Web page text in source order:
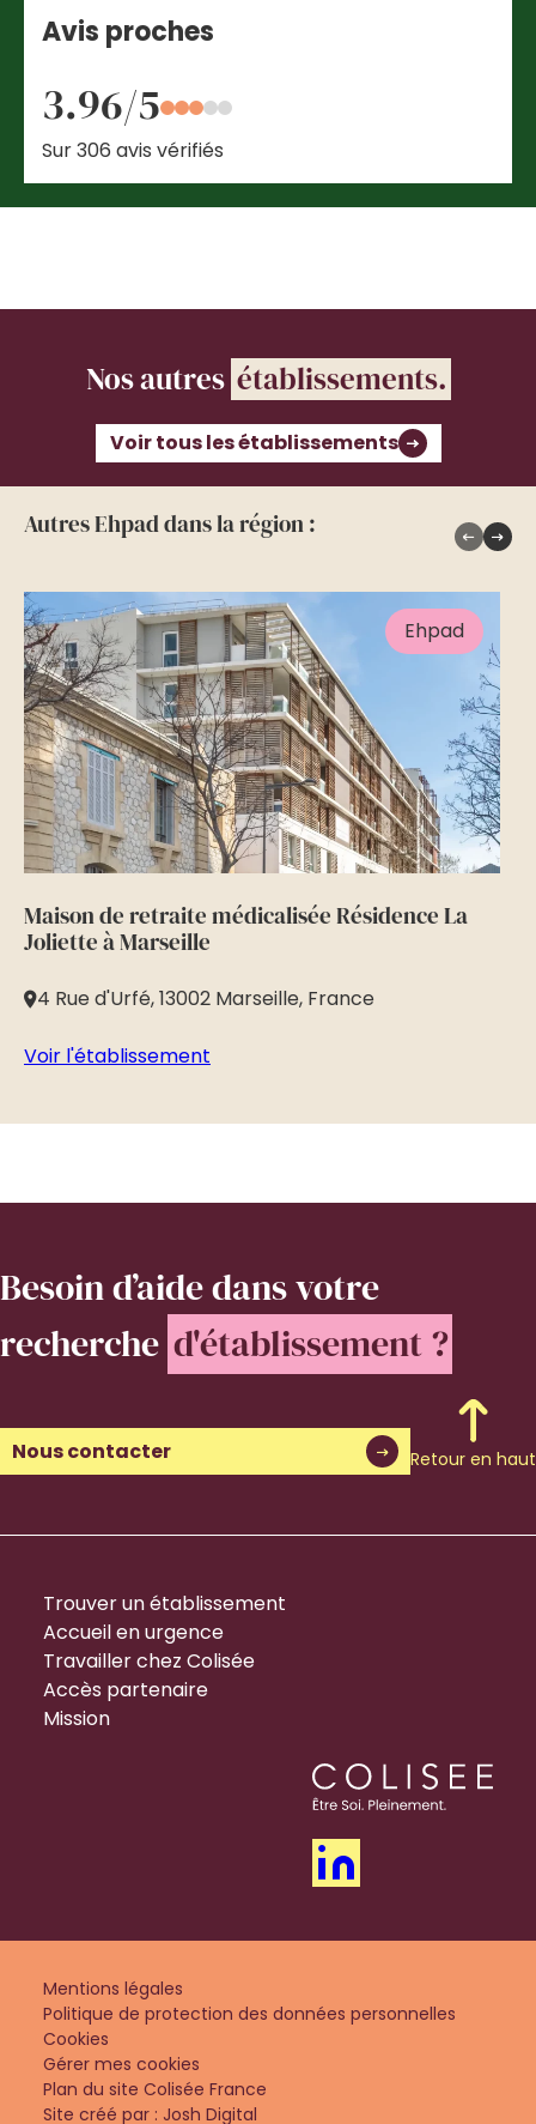
Avis proches
3.96/5
Sur 306 avis vérifiés
Nos autres établissements.
Voir tous les établissements
Autres Ehpad dans la région :
Ehpad
Maison de retraite médicalisée Résidence La
Joliette à Marseille
4 Rue d'Urfé, 13002 Marseille, France
Voir l'établissement
Besoin d’aidedans votre
recherche d'établissement ?
Nous contacter Retour en haut
Trouver un établissement
Accueil en urgence
Travailler chez Colisée
Accès partenaire
Mission
Mentions légales
Politique de protection des données personnelles
Cookies
Gérer mes cookies
Plan du site Colisée France
Site créé par : Josh Digital